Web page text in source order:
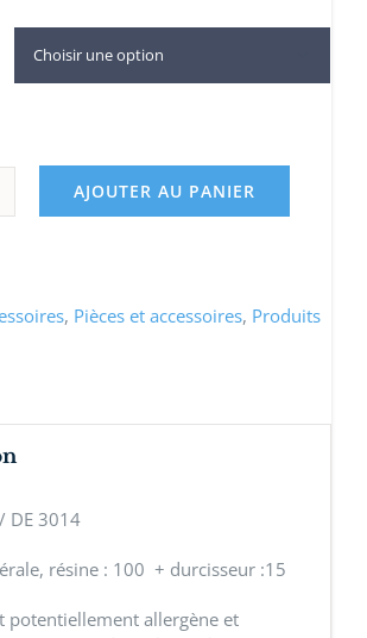
AJOUTER AU PANIER
, Pièces et accessoires, Produits
DE 3014
résine : 100 + durcisseur :15
potentiellement allergène et